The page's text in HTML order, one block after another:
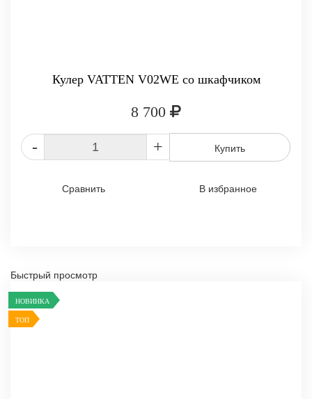
Кулер VATTEN V02WE со шкафчиком
8 700
- + Купить
Сравнить В избранное
Быстрый просмотр
НОВИНКА
ТОП